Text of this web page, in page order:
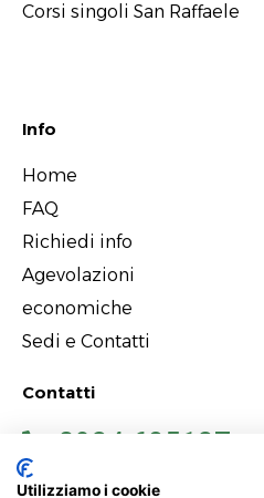
Corsi singoli San Raffaele
Info
Home
FAQ
Richiedi info
Agevolazioni
economiche
Sedi e Contatti
Contatti
0934 685127
Utilizziamo i cookie